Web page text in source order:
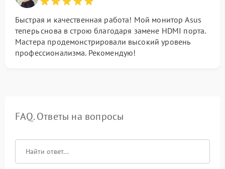
Быстрая и качественная работа! Мой монитор Asus
теперь снова в строю благодаря замене HDMI порта.
Мастера продемонстрировали высокий уровень
профессионализма. Рекомендую!
FAQ. Ответы на вопросы